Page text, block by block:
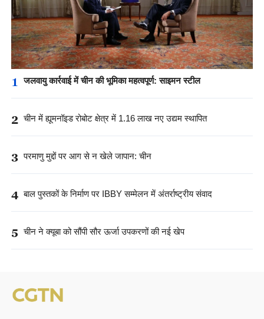
1 जलवायु कार्रवाई में चीन की भूमिका महत्वपूर्ण: साइमन स्टील
2 चीन में ह्यूमनॉइड रोबोट क्षेत्र में 1.16 लाख नए उद्यम स्थापित
3 परमाणु मुद्दों पर आग से न खेले जापान: चीन
4 बाल पुस्तकों के निर्माण पर IBBY सम्मेलन में अंतर्राष्ट्रीय संवाद
5 चीन ने क्यूबा को सौंपी सौर ऊर्जा उपकरणों की नई खेप